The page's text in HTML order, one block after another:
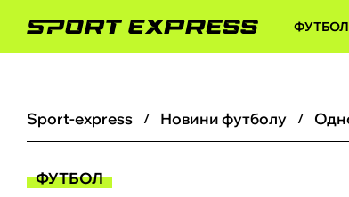
ФУТБОЛ
sport-express новини футболу
ФУТБОЛ